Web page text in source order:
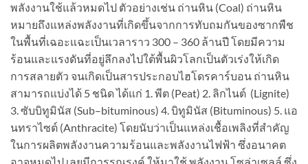
พลังงานใช้แล้วหมดไป ตัวอย่างเช่น ถ่านหิน (Coal) ถ่านหิน
หมายถึงแหล่งพลังงานที่เกิดขึ้นจากการทับถมกันของซากพืช
ในพื้นที่เฉอะแฉะเป็นเวลาราว 300 – 360 ล้านปี โดยมีความ
ร้อนและแรงดันที่อยู่ลึกลงไปใต้พื้นผิวโลกเป็นตัวเร่งให้เกิด
การสลายตัว จนเกิดเป็นสารประกอบไฮโดรคาร์บอน ถ่านหิน
สามารถแบ่งได้ 5 ชนิด ได้แก่ 1. พีต (Peat) 2. ลิกไนต์ (Lignite)
3. ซับบิทูมินัส (Sub–bituminous) 4. บิทูมินัส (Bituminous) 5. แอ
นทราไซต์ (Anthracite) โดยนับว่าเป็นแหล่งเชื้อเพลิงที่สำคัญ
ในการผลิตพลังงานความร้อนและพลังงานไฟฟ้า ซึ่งอนาคต